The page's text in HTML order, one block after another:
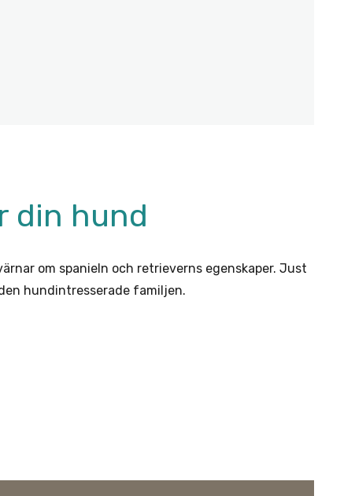
din hund
om spanieln och retrieverns egenskaper. Just
hundintresserade familjen.